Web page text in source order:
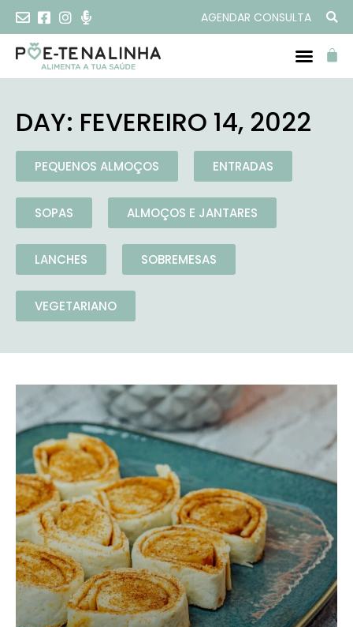
AGENDAR CONSULTA
DAY: FEVEREIRO 14, 2022
PEQUENOS ALMOÇOS ENTRADAS
SOPAS ALMOÇOS E JANTARES
LANCHES SOBREMESAS
VEGETARIANO